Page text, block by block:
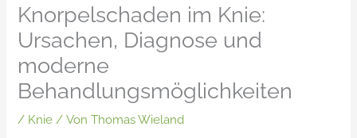
Knorpelschaden im Knie:
Ursachen, Diagnose und
moderne
Behandlungsmöglichkeiten
/ Knie / VonThomas Wieland